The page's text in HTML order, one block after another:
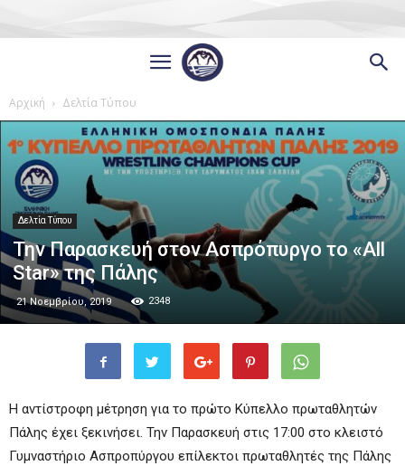
Αρχική Δελτία Τύπου
Δελτία Τύπου
Την Παρασκευή στον Ασπρόπυργο το «All
Star» της Πάλης
21 Νοεμβρίου, 2019 2348
Η αντίστροφη μέτρηση για το πρώτο Κύπελλο πρωταθλητών
Πάλης έχει ξεκινήσει. Την Παρασκευή στις 17:00 στο κλειστό
Γυμναστήριο Ασπροπύργου επίλεκτοι πρωταθλητές της Πάλης